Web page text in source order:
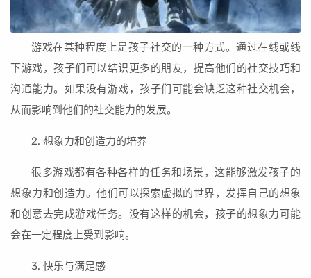
游戏在某种程度上是孩子社交的一种方式。通过在线或线
下游戏，孩子们可以结识更多的朋友，提高他们的社交技巧和
沟通能力。如果没有游戏，孩子们可能会缺乏这种社交机会，
从而影响到他们的社交能力的发展。
2. 想象力和创造力的培养
很多游戏都有各种各样的任务和场景，这能够激发孩子的
想象力和创造力。他们可以探索虚拟的世界，发挥自己的想象
和创意去完成游戏任务。没有这样的机会，孩子的想象力可能
会在一定程度上受到影响。
3. 快乐与满足感